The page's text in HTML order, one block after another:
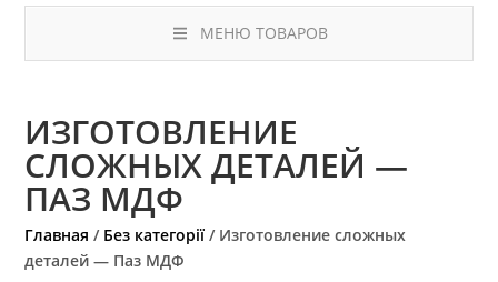
МЕНЮ ТОВАРОВ
ИЗГОТОВЛЕНИЕ
СЛОЖНЫХ ДЕТАЛЕЙ —
ПАЗ МДФ
Главная / Без категорії / Изготовление сложных
деталей — Паз МДФ